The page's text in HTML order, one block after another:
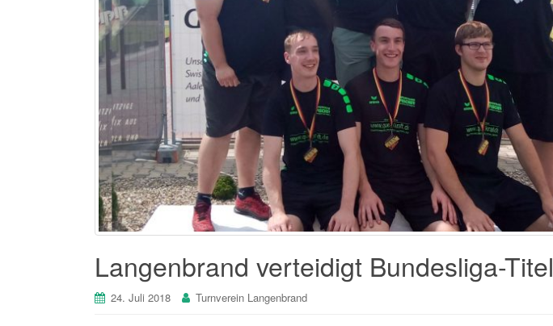
Langenbrand verteidigt Bundesliga-Titel
24. Juli 2018 Turnverein Langenbrand